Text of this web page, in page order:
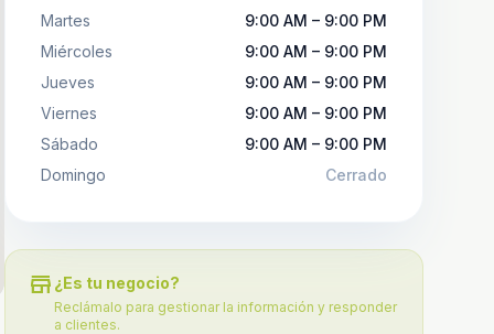
Martes
9:00 AM – 9:00 PM
Miércoles
9:00 AM – 9:00 PM
Jueves
9:00 AM – 9:00 PM
Viernes
9:00 AM – 9:00 PM
Sábado
9:00 AM – 9:00 PM
Domingo
Cerrado
store ¿Es tu negocio?
Reclámalo para gestionar la información y responder
a clientes.